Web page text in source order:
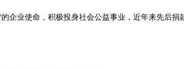
企业使命，积极投身社会公益事业，近年来先后